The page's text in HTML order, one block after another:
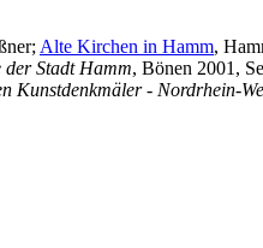
Alte Kirchen in Hamm,
Stadt Hamm, Bönen 2001,
Kunstdenkmäler - Nordrhein-